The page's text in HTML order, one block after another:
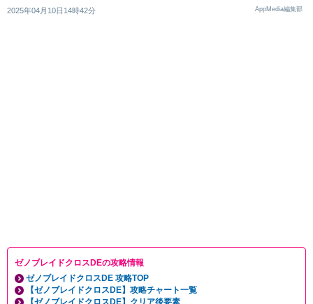
2025年04月10日14時42分 AppMedia編集部
ゼノブレイドクロスDEの攻略情報
ゼノブレイドクロスDE 攻略TOP
【ゼノブレイドクロスDE】攻略チャート一覧